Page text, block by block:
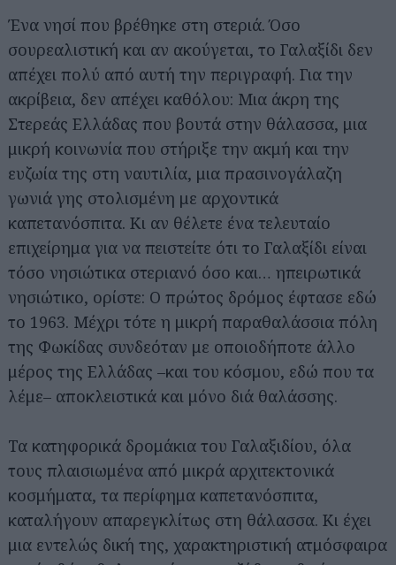
Ένα νησί που βρέθηκε στη στεριά. Όσο
σουρεαλιστική και αν ακούγεται, το Γαλαξίδι δεν
απέχει πολύ από αυτή την περιγραφή. Για την
ακρίβεια, δεν απέχει καθόλου: Μια άκρη της
Στερεάς Ελλάδας που βουτά στην θάλασσα, μια
μικρή κοινωνία που στήριξε την ακμή και την
ευζωία της στη ναυτιλία, μια πρασινογάλαζη
γωνιά γης στολισμένη με αρχοντικά
καπετανόσπιτα. Κι αν θέλετε ένα τελευταίο
επιχείρημα για να πειστείτε ότι το Γαλαξίδι είναι
τόσο νησιώτικα στεριανό όσο και… ηπειρωτικά
νησιώτικο, ορίστε: Ο πρώτος δρόμος έφτασε εδώ
το 1963. Μέχρι τότε η μικρή παραθαλάσσια πόλη
της Φωκίδας συνδεόταν με οποιοδήποτε άλλο
μέρος της Ελλάδας –και του κόσμου, εδώ που τα
λέμε– αποκλειστικά και μόνο διά θαλάσσης.
Τα κατηφορικά δρομάκια του Γαλαξιδίου, όλα
τους πλαισιωμένα από μικρά αρχιτεκτονικά
κοσμήματα, τα περίφημα καπετανόσπιτα,
καταλήγουν απαρεγκλίτως στη θάλασσα. Κι έχει
μια εντελώς δική της, χαρακτηριστική ατμόσφαιρα